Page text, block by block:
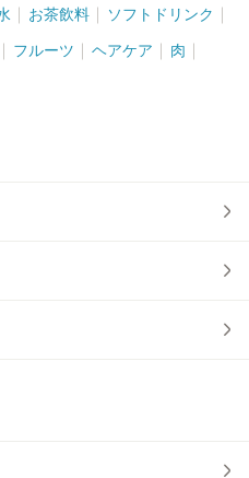
お茶飲料 ソフトドリンク
フルーツ ヘアケア 肉